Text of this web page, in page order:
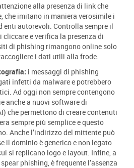
alla presenza di link che
che imitano in maniera verosimile i
enti autorevoli. Controlla sempre il
e verifica la presenza di
di phishing rimangono online solo
i dati utili alla frode.
i messaggi di phishing
infetti da malware e potrebbero
Ad oggi non sempre contengono
anche a nuovi software di
che permettono di creare contenuti
sempre più semplice e questo
Anche l’indirizzo del mittente può
il dominio è generico e non legato
si replicano logo e layout. Infine, a
phishing, è frequente l’assenza